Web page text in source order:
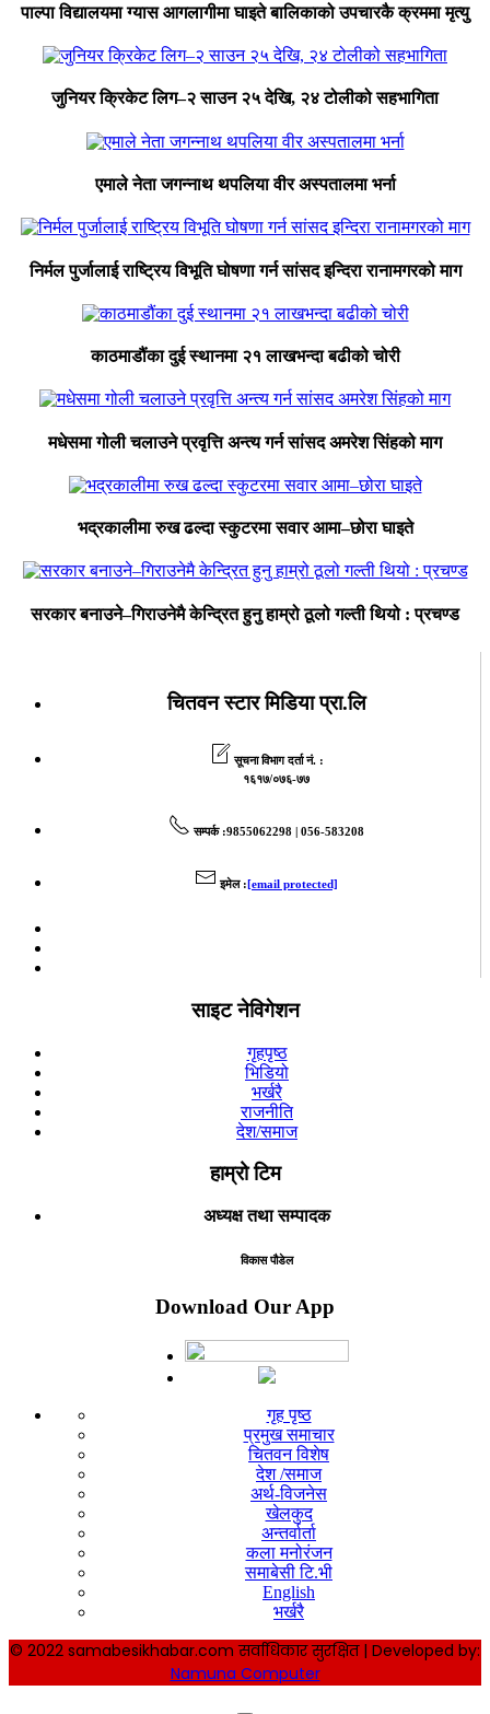
पाल्पा विद्यालयमा ग्यास आगलागीमा घाइते बालिकाको उपचारकै क्रममा मृत्यु
जुनियर क्रिकेट लिग–२ साउन २५ देखि, २४ टोलीको सहभागिता
एमाले नेता जगन्नाथ थपलिया वीर अस्पतालमा भर्ना
निर्मल पुर्जालाई राष्ट्रिय विभूति घोषणा गर्न सांसद इन्दिरा रानामगरको माग
काठमाडौंका दुई स्थानमा २१ लाखभन्दा बढीको चोरी
मधेसमा गोली चलाउने प्रवृत्ति अन्त्य गर्न सांसद अमरेश सिंहको माग
भद्रकालीमा रुख ढल्दा स्कुटरमा सवार आमा–छोरा घाइते
सरकार बनाउने–गिराउनेमै केन्द्रित हुनु हाम्रो ठूलो गल्ती थियो : प्रचण्ड
चितवन स्टार मिडिया प्रा.लि
सूचना विभाग दर्ता नं. :
१६१७/०७६-७७
सम्पर्क:9855062298 | 056-583208
इमेल: [email protected]
साइट नेविगेशन
गृहपृष्ठ
भिडियो
भर्खरै
राजनीति
देश/समाज
हाम्रो टिम
अध्यक्ष तथा सम्पादक
विकास पौडेल
Download Our App
गृह पृष्ठ
प्रमुख समाचार
चितवन विशेष
देश /समाज
अर्थ-विजनेस
खेलकुद
अन्तर्वार्ता
कला मनोरंजन
समाबेसी टि.भी
English
भर्खरै
© 2022 samabesikhabar.com सर्वाधिकार सुरक्षित | Developed by:
Namuna Computer